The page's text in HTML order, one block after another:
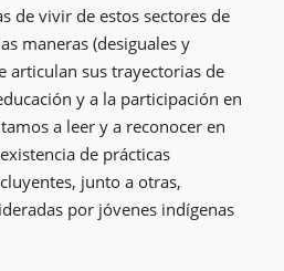
de vivir de estos sectores de
maneras (desiguales y
articulan sus trayectorias de
y a la participación en
a leer y a reconocer en
de prácticas
junto a otras,
por jóvenes indígenas